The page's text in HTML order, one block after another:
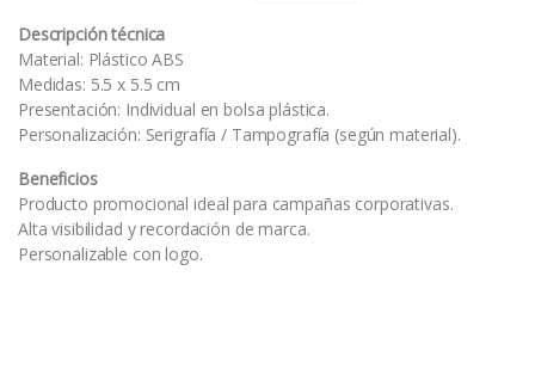
Descripción técnica
Material: Plástico ABS
Medidas: 5.5 x 5.5 cm
Presentación: Individual en bolsa plástica.
Personalización: Serigrafía / Tampografía (según material).
Beneficios
Producto promocional ideal para campañas corporativas.
Alta visibilidad y recordación de marca.
Personalizable con logo.